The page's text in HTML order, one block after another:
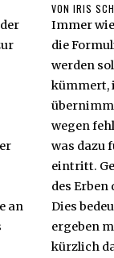
an
VON IRIS
Immer
die
werden
kümmert,
wegen
was dazu
eintritt.
des
Dies
ergeben
kürzlich